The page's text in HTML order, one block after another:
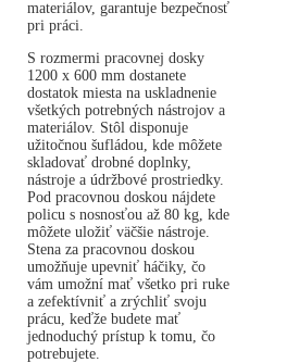
materiálov, garantuje bezpečnosť
pri práci.
S rozmermi pracovnej dosky
1200 x 600 mm dostanete
dostatok miesta na uskladnenie
všetkých potrebných nástrojov a
materiálov. Stôl disponuje
užitočnou šufládou, kde môžete
skladovať drobné doplnky,
nástroje a údržbové prostriedky.
Pod pracovnou doskou nájdete
policu s nosnosťou až 80 kg, kde
môžete uložiť väčšie nástroje.
Stena za pracovnou doskou
umožňuje upevniť háčiky, čo
vám umožní mať všetko pri ruke
a zefektívniť a zrýchliť svoju
prácu, keďže budete mať
jednoduchý prístup k tomu, čo
potrebujete.